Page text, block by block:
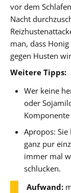
vor dem
Nacht
man, dass
gegen Husten
Weitere Tipps:
Wer keine
oder
Apropos:
ganz pur
immer mal
schlucken.
Aufwand: